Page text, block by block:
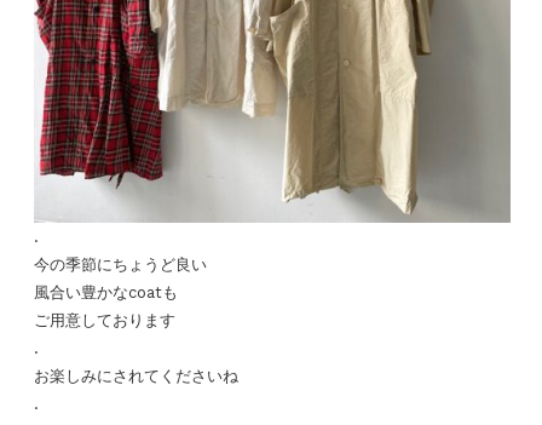
.
今の季節にちょうど良い
風合い豊かなcoatも
ご用意しております
.
お楽しみにされてくださいね
.